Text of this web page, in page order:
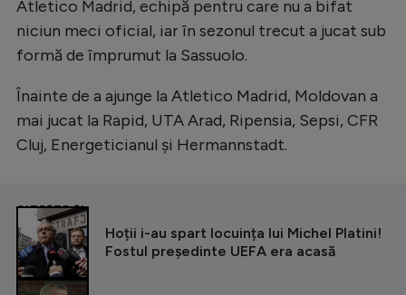
Atletico Madrid, echipă pentru care nu a bifat
niciun meci oficial, iar în sezonul trecut a jucat sub
formă de împrumut la Sassuolo.
Înainte de a ajunge la Atletico Madrid, Moldovan a
mai jucat la Rapid, UTA Arad, Ripensia, Sepsi, CFR
Cluj, Energeticianul și Hermannstadt.
CITEȘTE ȘI
Hoții i-au spart locuința lui Michel Platini!
Fostul președinte UEFA era acasă